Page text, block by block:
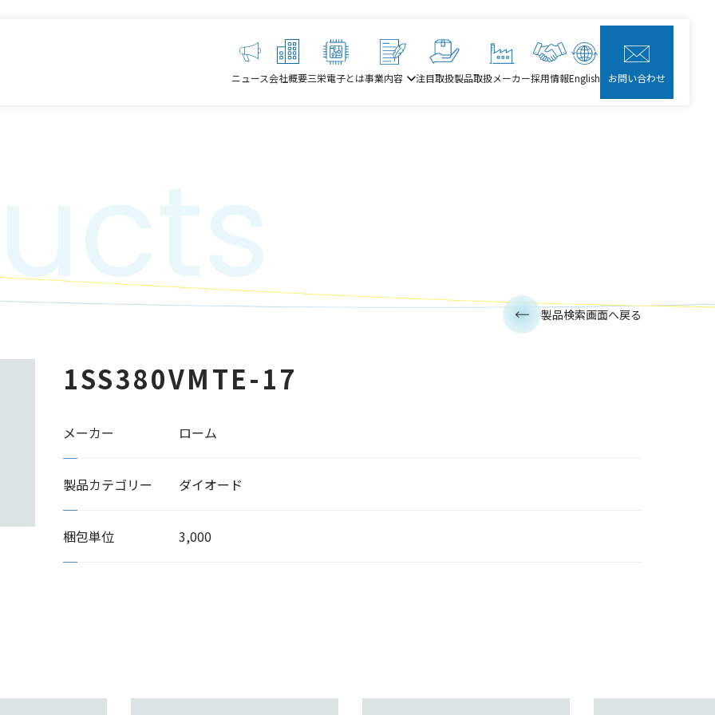
ニュース会社概要三栄電子とは事業内容 注目取扱製品取扱メーカー採用情報English お問い合わせ
1SS380VMTE-17
メーカー ローム
製品カテゴリー ダイオード
梱包単位 3,000
製品検索画面へ戻る